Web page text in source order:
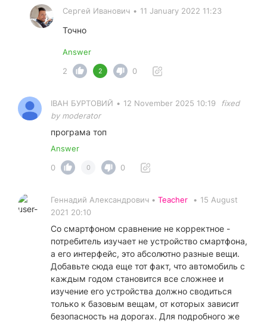
Сергей Иванович • 11 January 2022 11:23
Точно
Answer
2
2 0
ІВАН БУРТОВИЙ • 12 November 2025 10:19
fixed
by moderator
програма топ
Answer
0
0 0
Геннадий Александрович • Teacher • 15 August
2021 20:10
Со смартфоном сравнение не корректное -
потребитель изучает не устройство смартфона,
а его интерфейс, это абсолютно разные вещи.
Добавьте сюда еще тот факт, что автомобиль с
каждым годом становится все сложнее и
изучение его устройства должно сводиться
только к базовым вещам, от которых зависит
безопасность на дорогах. Для подробного же